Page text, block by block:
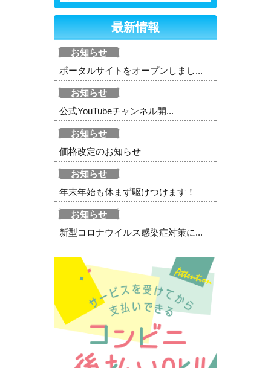
最新情報
お知らせ
ポータルサイトをオープンしまし...
お知らせ
公式YouTubeチャンネル開...
お知らせ
価格改定のお知らせ
お知らせ
年末年始も休まず駆けつけます！
お知らせ
新型コロナウイルス感染症対策に...